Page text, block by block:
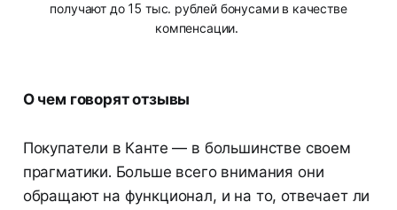
получают до 15 тыс. рублей бонусами в качестве
компенсации.
О чем говорят отзывы
Покупатели в Канте — в большинстве своем
прагматики. Больше всего внимания они
обращают на функционал, и на то, отвечает ли